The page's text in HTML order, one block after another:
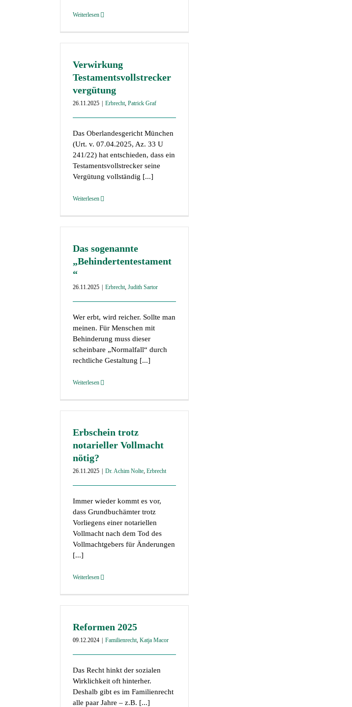
Weiterlesen
Verwirkung
Testamentsvollstrecker
vergütung
26.11.2025 Erbrecht, Patrick Graf
Das Oberlandesgericht München
(Urt. v. 07.04.2025, Az. 33 U
241/22) hat entschieden, dass ein
Testamentsvollstrecker seine
Vergütung vollständig [...]
Weiterlesen
Das sogenannte
„Behindertentestament
“
26.11.2025 Erbrecht, Judith Sartor
Wer erbt, wird reicher. Sollte man
meinen. Für Menschen mit
Behinderung muss dieser
scheinbare „Normalfall“ durch
rechtliche Gestaltung [...]
Weiterlesen
Erbschein trotz
notarieller Vollmacht
nötig?
26.11.2025 Dr. Achim Nolte, Erbrecht
Immer wieder kommt es vor,
dass Grundbuchämter trotz
Vorliegens einer notariellen
Vollmacht nach dem Tod des
Vollmachtgebers für Änderungen
[...]
Weiterlesen
Reformen 2025
09.12.2024 Familienrecht, Katja Macor
Das Recht hinkt der sozialen
Wirklichkeit oft hinterher.
Deshalb gibt es im Familienrecht
alle paar Jahre – z.B. [...]